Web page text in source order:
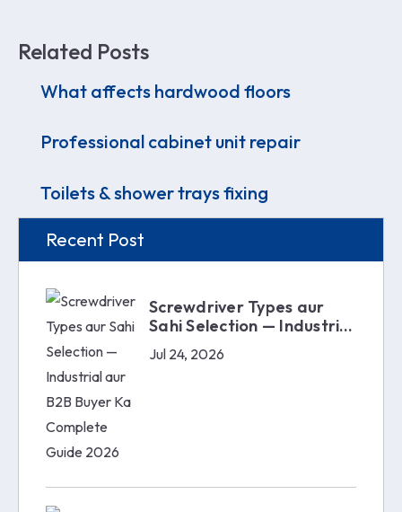
Related Posts
What affects hardwood floors
Professional cabinet unit repair
Toilets & shower trays fixing
Recent Post
Screwdriver Types aur
Sahi Selection — Industrial
aur B2B Buyer Ka
Complete Guide 2026
Jul 24, 2026